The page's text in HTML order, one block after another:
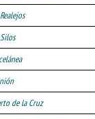
de la Cruz